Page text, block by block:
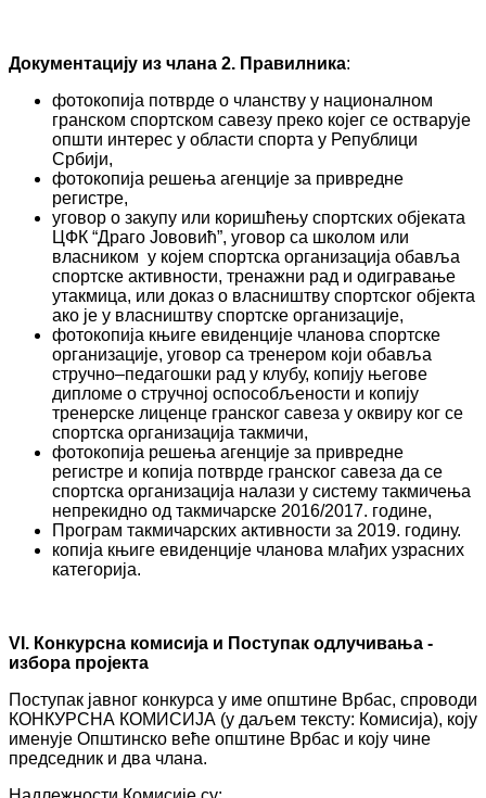
Документацију из члана 2. Правилника:
фотокопија потврде о чланству у националном
гранском спортском савезу преко којег се остварује
општи интерес у области спорта у Републици
Србији,
фотокопија решења агенције за привредне
регистре,
уговор o закупу или коришћењу спортских објеката
ЦФК “Драго Јововић”, уговор са школом или
власником у којем спортска организација обавља
спортске активности, тренажни рад и одигравање
утакмица, или доказ о власништву спортског објекта
ако је у власништву спортске организације,
фотокопија књиге евиденције чланова спортске
организације, уговор са тренером који обавља
стручно–педагошки рад у клубу, копију његове
дипломе о стручној оспособљености и копију
тренерске лиценце гранског савеза у оквиру ког се
спортска организација такмичи,
фотокопија решења aгенције за привредне
регистре и копија потврде гранског савеза да се
спортска организација налази у систему такмичења
непрекидно од такмичарске 2016/2017. године,
Програм такмичарских активности за 2019. годину.
копија књиге евиденције чланова млађих узрасних
категорија.
VI . Конкурсна комисија и Поступак одлучивања -
избора пројекта
Поступак јавног конкурса у име општине Врбас, спроводи
КОНКУРСНА КОМИСИЈА (у даљем тексту: Комисија), коју
именује Општинско веће општине Врбас и коју чине
председник и два члана.